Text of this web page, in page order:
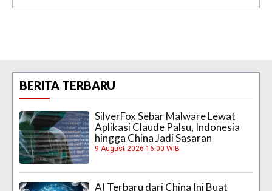
BERITA TERBARU
SilverFox Sebar Malware Lewat
Aplikasi Claude Palsu, Indonesia
hingga China Jadi Sasaran
9 August 2026 16:00 WIB
AI Terbaru dari China Ini Buat